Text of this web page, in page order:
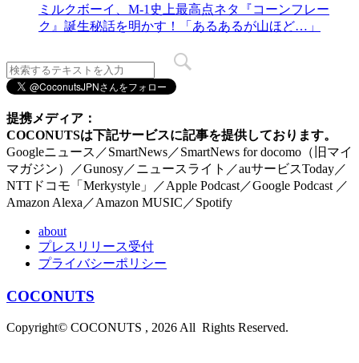
ミルクボーイ、M-1史上最高点ネタ『コーンフレー
ク』誕生秘話を明かす！「あるあるが山ほど…」
提携メディア：
COCONUTSは下記サービスに記事を提供しております。
Googleニュース／SmartNews／SmartNews for docomo（旧マイ
マガジン）／Gunosy／ニュースライト／auサービスToday／
NTTドコモ「Merkystyle」／Apple Podcast／Google Podcast ／
Amazon Alexa／Amazon MUSIC／Spotify
about
プレスリリース受付
プライバシーポリシー
COCONUTS
Copyright© COCONUTS , 2026 All Rights Reserved.